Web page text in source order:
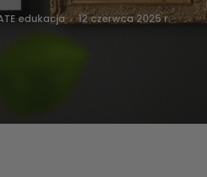
edukacja . 12 czerwca 2025 r.